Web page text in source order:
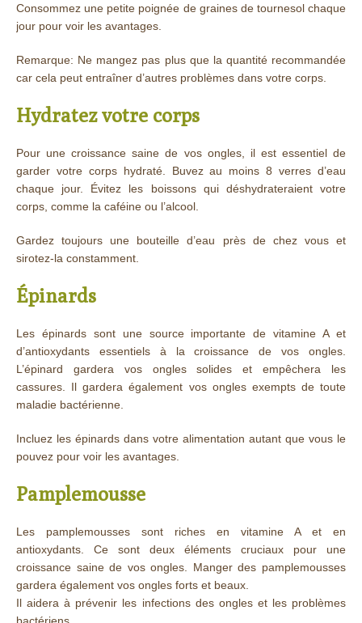
Consommez une petite poignée de graines de tournesol chaque
jour pour voir les avantages.
Remarque: Ne mangez pas plus que la quantité recommandée
car cela peut entraîner d’autres problèmes dans votre corps.
Hydratez votre corps
Pour une croissance saine de vos ongles, il est essentiel de
garder votre corps hydraté. Buvez au moins 8 verres d’eau
chaque jour. Évitez les boissons qui déshydrateraient votre
corps, comme la caféine ou l’alcool.
Gardez toujours une bouteille d’eau près de chez vous et
sirotez-la constamment.
Épinards
Les épinards sont une source importante de vitamine A et
d’antioxydants essentiels à la croissance de vos ongles.
L’épinard gardera vos ongles solides et empêchera les
cassures. Il gardera également vos ongles exempts de toute
maladie bactérienne.
Incluez les épinards dans votre alimentation autant que vous le
pouvez pour voir les avantages.
Pamplemousse
Les pamplemousses sont riches en vitamine A et en
antioxydants. Ce sont deux éléments cruciaux pour une
croissance saine de vos ongles. Manger des pamplemousses
gardera également vos ongles forts et beaux.
Il aidera à prévenir les infections des ongles et les problèmes